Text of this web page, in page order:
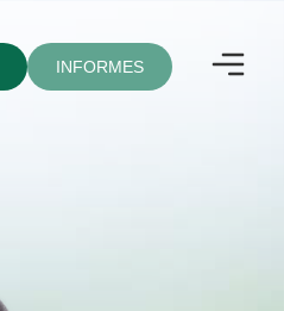
INFORMES